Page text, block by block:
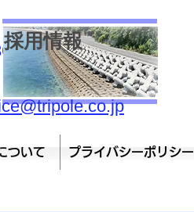
3121
採用情報
採用情報
ついて プライバシーポリシー